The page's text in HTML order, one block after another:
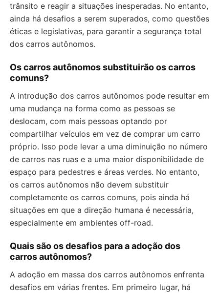
trânsito e reagir a situações inesperadas. No entanto,
ainda há desafios a serem superados, como questões
éticas e legislativas, para garantir a segurança total
dos carros autônomos.
Os carros autônomos substituirão os carros
comuns?
A introdução dos carros autônomos pode resultar em
uma mudança na forma como as pessoas se
deslocam, com mais pessoas optando por
compartilhar veículos em vez de comprar um carro
próprio. Isso pode levar a uma diminuição no número
de carros nas ruas e a uma maior disponibilidade de
espaço para pedestres e áreas verdes. No entanto,
os carros autônomos não devem substituir
completamente os carros comuns, pois ainda há
situações em que a direção humana é necessária,
especialmente em ambientes off-road.
Quais são os desafios para a adoção dos
carros autônomos?
A adoção em massa dos carros autônomos enfrenta
desafios em várias frentes. Em primeiro lugar, há